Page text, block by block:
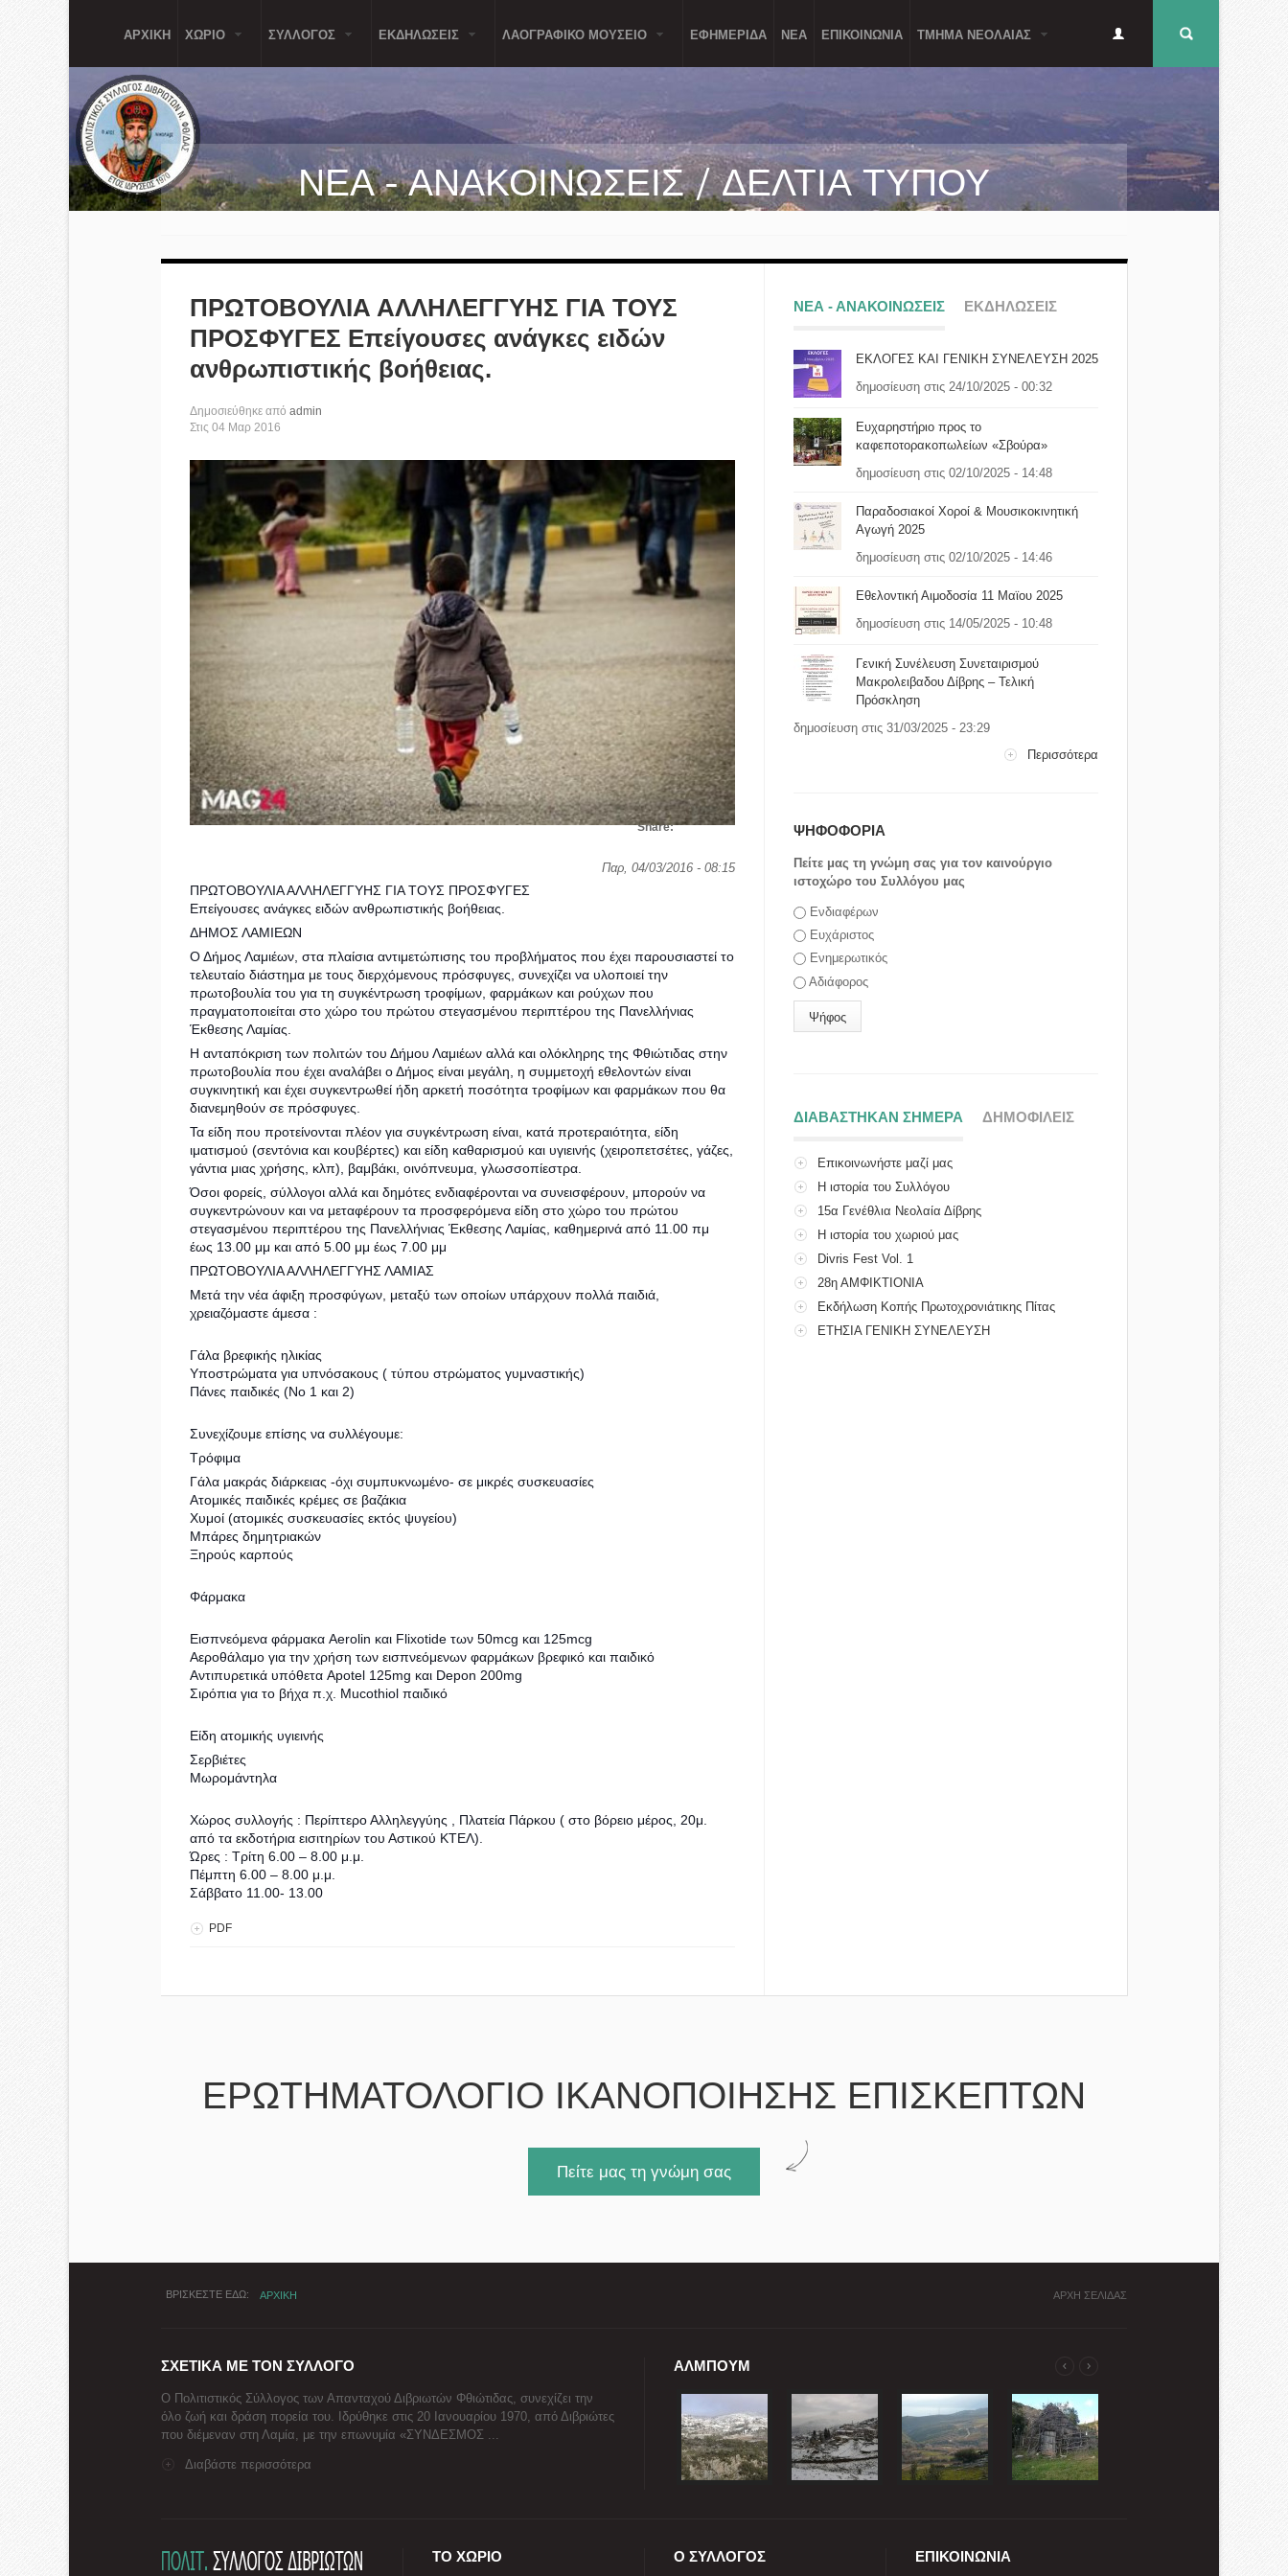
ΑΡΧΙΚΗ ΧΩΡΙΟ ΣΥΛΛΟΓΟΣ ΕΚΔΗΛΩΣΕΙΣ ΛΑΟΓΡΑΦΙΚΟ ΜΟΥΣΕΙΟ ΕΦΗΜΕΡΙΔΑ ΝΕΑ ΕΠΙΚΟΙΝΩΝΙΑ ΤΜΗΜΑ ΝΕΟΛΑΙΑΣ
αναζήτησης
μενού
ΝΕΑ - ΑΝΑΚΟΙΝΩΣΕΙΣ / ΔΕΛΤΙΑ ΤΥΠΟΥ
ΠΡΩΤΟΒΟΥΛΙΑ ΑΛΛΗΛΕΓΓΥΗΣ ΓΙΑ ΤΟΥΣ
ΠΡΟΣΦΥΓΕΣ Επείγουσες ανάγκες ειδών
ανθρωπιστικής βοήθειας.
Δημοσιεύθηκε από admin
Στις 04 Μαρ 2016
Share:
Παρ, 04/03/2016 - 08:15
ΠΡΩΤΟΒΟΥΛΙΑ ΑΛΛΗΛΕΓΓΥΗΣ ΓΙΑ ΤΟΥΣ ΠΡΟΣΦΥΓΕΣ
Επείγουσες ανάγκες ειδών ανθρωπιστικής βοήθειας.
ΔΗΜΟΣ ΛΑΜΙΕΩΝ
Ο Δήμος Λαμιέων, στα πλαίσια αντιμετώπισης του προβλήματος που έχει παρουσιαστεί το
τελευταίο διάστημα με τους διερχόμενους πρόσφυγες, συνεχίζει να υλοποιεί την
πρωτοβουλία του για τη συγκέντρωση τροφίμων, φαρμάκων και ρούχων που
πραγματοποιείται στο χώρο του πρώτου στεγασμένου περιπτέρου της Πανελλήνιας
Έκθεσης Λαμίας.
Η ανταπόκριση των πολιτών του Δήμου Λαμιέων αλλά και ολόκληρης της Φθιώτιδας στην
πρωτοβουλία που έχει αναλάβει ο Δήμος είναι μεγάλη, η συμμετοχή εθελοντών είναι
συγκινητική και έχει συγκεντρωθεί ήδη αρκετή ποσότητα τροφίμων και φαρμάκων που θα
διανεμηθούν σε πρόσφυγες.
Τα είδη που προτείνονται πλέον για συγκέντρωση είναι, κατά προτεραιότητα, είδη
ιματισμού (σεντόνια και κουβέρτες) και είδη καθαρισμού και υγιεινής (χειροπετσέτες, γάζες,
γάντια μιας χρήσης, κλπ), βαμβάκι, οινόπνευμα, γλωσσοπίεστρα.
Όσοι φορείς, σύλλογοι αλλά και δημότες ενδιαφέρονται να συνεισφέρουν, μπορούν να
συγκεντρώνουν και να μεταφέρουν τα προσφερόμενα είδη στο χώρο του πρώτου
στεγασμένου περιπτέρου της Πανελλήνιας Έκθεσης Λαμίας, καθημερινά από 11.00 πμ
έως 13.00 μμ και από 5.00 μμ έως 7.00 μμ
ΠΡΩΤΟΒΟΥΛΙΑ ΑΛΛΗΛΕΓΓΥΗΣ ΛΑΜΙΑΣ
Μετά την νέα άφιξη προσφύγων, μεταξύ των οποίων υπάρχουν πολλά παιδιά,
χρειαζόμαστε άμεσα :
Γάλα βρεφικής ηλικίας
Υποστρώματα για υπνόσακους ( τύπου στρώματος γυμναστικής)
Πάνες παιδικές (Νο 1 και 2)
Συνεχίζουμε επίσης να συλλέγουμε:
Τρόφιμα
Γάλα μακράς διάρκειας -όχι συμπυκνωμένο- σε μικρές συσκευασίες
Ατομικές παιδικές κρέμες σε βαζάκια
Χυμοί (ατομικές συσκευασίες εκτός ψυγείου)
Μπάρες δημητριακών
Ξηρούς καρπούς
Φάρμακα
Εισπνεόμενα φάρμακα Aerolin και Flixotide των 50mcg και 125mcg
Αεροθάλαμο για την χρήση των εισπνεόμενων φαρμάκων βρεφικό και παιδικό
Αντιπυρετικά υπόθετα Apotel 125mg και Depon 200mg
Σιρόπια για το βήχα π.χ. Mucothiol παιδικό
Είδη ατομικής υγιεινής
Σερβιέτες
Μωρομάντηλα
Χώρος συλλογής : Περίπτερο Αλληλεγγύης , Πλατεία Πάρκου ( στο βόρειο μέρος, 20μ.
από τα εκδοτήρια εισιτηρίων του Αστικού ΚΤΕΛ).
Ώρες : Τρίτη 6.00 – 8.00 μ.μ.
Πέμπτη 6.00 – 8.00 μ.μ.
Σάββατο 11.00- 13.00
PDF
ΝΕΑ - ΑΝΑΚΟΙΝΩΣΕΙΣ ΕΚΔΗΛΩΣΕΙΣ
ΕΚΛΟΓΕΣ ΚΑΙ ΓΕΝΙΚΗ ΣΥΝΕΛΕΥΣΗ 2025
δημοσίευση στις 24/10/2025 - 00:32
Ευχαρηστήριο προς το
καφεποτορακοπωλείων «Σβούρα»
δημοσίευση στις 02/10/2025 - 14:48
Παραδοσιακοί Χοροί & Μουσικοκινητική
Αγωγή 2025
δημοσίευση στις 02/10/2025 - 14:46
Εθελοντική Αιμοδοσία 11 Μαϊου 2025
δημοσίευση στις 14/05/2025 - 10:48
Γενική Συνέλευση Συνεταιρισμού
Μακρολειβαδου Δίβρης – Τελική
Πρόσκληση
δημοσίευση στις 31/03/2025 - 23:29
Περισσότερα
ΨΗΦΟΦΟΡΙΑ
Πείτε μας τη γνώμη σας για τον καινούργιο
ιστοχώρο του Συλλόγου μας
Επιλογές
Ενδιαφέρων
Ευχάριστος
Ενημερωτικός
Αδιάφορος
ΔΙΑΒΑΣΤΗΚΑΝ ΣΗΜΕΡΑ (ΕΝΕΡΓΗ ΚΑΡΤΕΛΑ)
ΔΗΜΟΦΙΛΕΙΣ
Επικοινωνήστε μαζί μας
Η ιστορία του Συλλόγου
15α Γενέθλια Νεολαία Δίβρης
Η ιστορία του χωριού μας
Divris Fest Vol. 1
28η ΑΜΦΙΚΤΙΟΝΙΑ
Εκδήλωση Κοπής Πρωτοχρονιάτικης Πίτας
Πολιτιστικού...
ΕΤΗΣΙΑ ΓΕΝΙΚΗ ΣΥΝΕΛΕΥΣΗ
ΕΡΩΤΗΜΑΤΟΛΟΓΙΟ ΙΚΑΝΟΠΟΙΗΣΗΣ ΕΠΙΣΚΕΠΤΩΝ
Πείτε μας τη γνώμη σας
ΒΡΙΣΚΕΣΤΕ ΕΔΩ ΑΡΧΙΚΗ ΑΡΧΗ ΣΕΛΙΔΑΣ
ΣΧΕΤΙΚΑ ΜΕ ΤΟΝ ΣΥΛΛΟΓΟ
Ο Πολιτιστικός Σύλλογος των Απανταχού Διβριωτών Φθιώτιδας, συνεχίζει την
όλο ζωή και δράση πορεία του. Ιδρύθηκε στις 20 Ιανουαρίου 1970, από Διβριώτες
που διέμεναν στη Λαμία, με την επωνυμία «ΣΥΝΔΕΣΜΟΣ ...
Διαβάστε περισσότερα
ΑΛΜΠΟΥΜ
ΤΟ ΧΩΡΙΟ Ο ΣΥΛΛΟΓΟΣ ΕΠΙΚΟΙΝΩΝΙΑ